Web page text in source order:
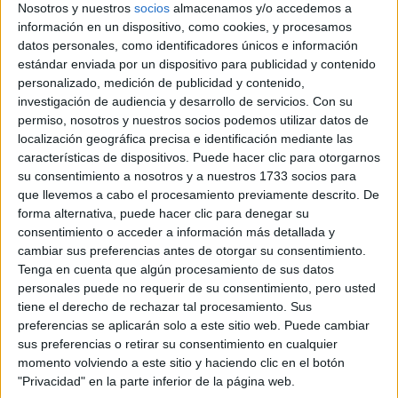
Nosotros y nuestros socios almacenamos y/o accedemos a
información en un dispositivo, como cookies, y procesamos
datos personales, como identificadores únicos e información
estándar enviada por un dispositivo para publicidad y contenido
personalizado, medición de publicidad y contenido,
investigación de audiencia y desarrollo de servicios. Con su
permiso, nosotros y nuestros socios podemos utilizar datos de
localización geográfica precisa e identificación mediante las
características de dispositivos. Puede hacer clic para otorgarnos
su consentimiento a nosotros y a nuestros 1733 socios para
que llevemos a cabo el procesamiento previamente descrito. De
forma alternativa, puede hacer clic para denegar su
consentimiento o acceder a información más detallada y
cambiar sus preferencias antes de otorgar su consentimiento.
Tenga en cuenta que algún procesamiento de sus datos
personales puede no requerir de su consentimiento, pero usted
tiene el derecho de rechazar tal procesamiento. Sus
preferencias se aplicarán solo a este sitio web. Puede cambiar
sus preferencias o retirar su consentimiento en cualquier
momento volviendo a este sitio y haciendo clic en el botón
"Privacidad" en la parte inferior de la página web.
Comunidad:
Castilla La Mancha
Año del examen:
2013
Mes de examen:
Septiembre
Asignatura:
Tecnología Industrial II
Fichero Examen:
examen-selectividad-tecnologia-industrial-ii-castilla-mancha-
2013-septiembre.pdf